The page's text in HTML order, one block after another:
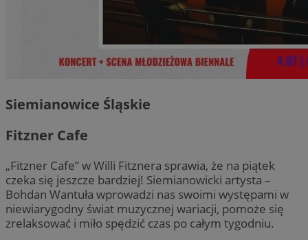
Siemianowice Śląskie
Fitzner Cafe
„Fitzner Cafe” w Willi Fitznera sprawia, że na piątek
czeka się jeszcze bardziej! Siemianowicki artysta –
Bohdan Wantuła wprowadzi nas swoimi występami w
niewiarygodny świat muzycznej wariacji, pomoże się
zrelaksować i miło spędzić czas po całym tygodniu.